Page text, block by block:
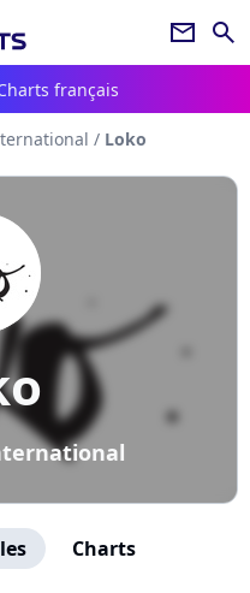
newsletter search
français
/ Loko
Charts